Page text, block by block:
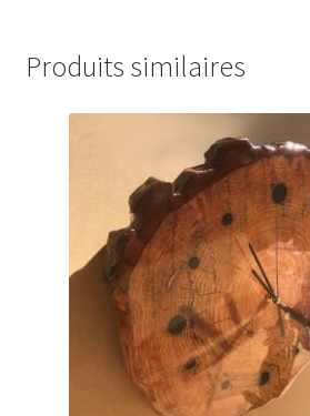
Produits similaires